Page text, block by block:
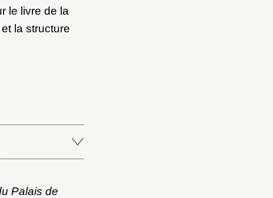
le livre de la
la structure
Palais de